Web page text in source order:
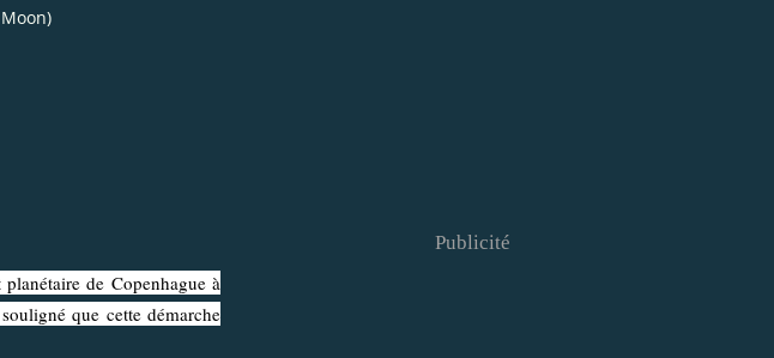
de Copenhague à
que cette démarche
Publicité